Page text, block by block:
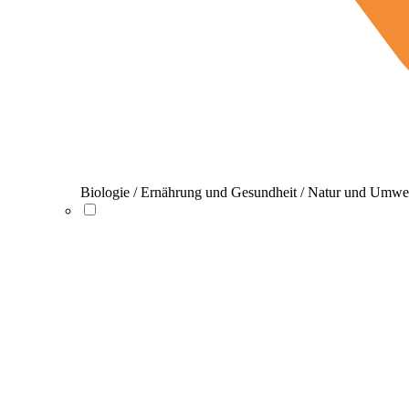
Biologie / Ernährung und Gesundheit / Natur und